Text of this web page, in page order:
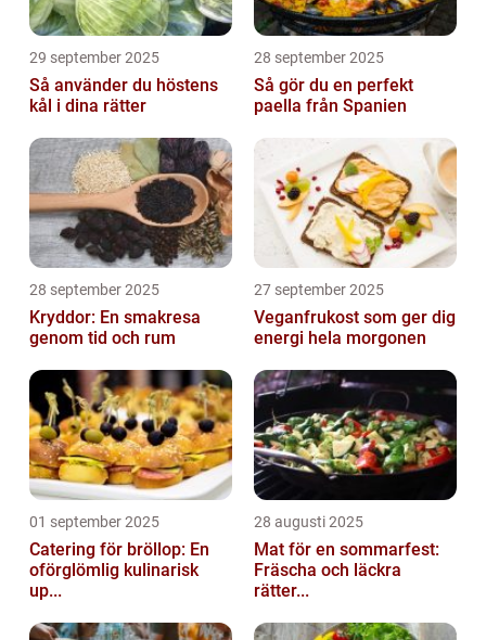
29 september 2025
Så använder du höstens
kål i dina rätter
28 september 2025
Så gör du en perfekt
paella från Spanien
28 september 2025
Kryddor: En smakresa
genom tid och rum
27 september 2025
Veganfrukost som ger dig
energi hela morgonen
01 september 2025
Catering för bröllop: En
oförglömlig kulinarisk
up...
28 augusti 2025
Mat för en sommarfest:
Fräscha och läckra
rätter...